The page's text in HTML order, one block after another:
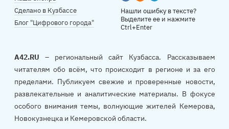
Сделано в Кузбассе
Блог "Цифрового города"
Нашли ошибку в тексте?
Выделите ее и нажмите
Ctrl+Enter
A42.RU – региональный сайт Кузбасса. Рассказываем
читателям обо всём, что происходит в регионе и за его
пределами. Публикуем свежие и проверенные новости,
развлекательные и аналитические материалы. В фокусе
особого внимания темы, волнующие жителей Кемерова,
Новокузнецка и Кемеровской области.